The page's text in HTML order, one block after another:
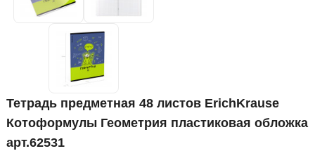
Тетрадь предметная 48 листов ErichKrause
Котоформулы Геометрия пластиковая обложка
арт.62531